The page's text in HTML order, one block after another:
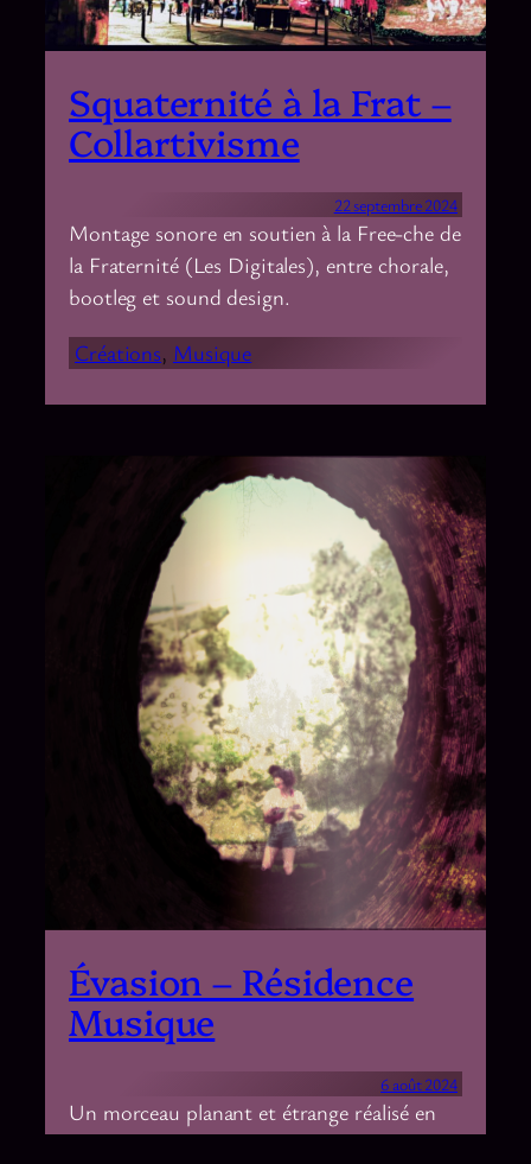
Squaternité à la Frat –
Collartivisme
22 septembre 2024
Montage sonore en soutien à la Free-che de
la Fraternité (Les Digitales), entre chorale,
bootleg et sound design.
Créations, Musique
Évasion – Résidence
Musique
6 août 2024
Un morceau planant et étrange réalisé en
résidence musicale à la Maison des